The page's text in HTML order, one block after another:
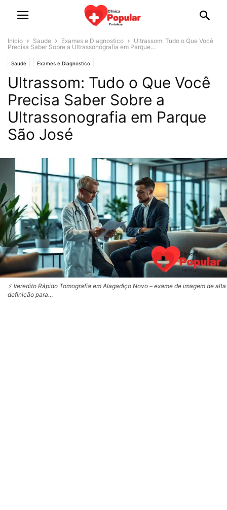
Início Saude Exames e Diagnostico
Ultrassom: Tudo o Que Você
Precisa Saber Sobre a Ultrassonografia em Parque...
Saude Exames e Diagnostico
Ultrassom: Tudo o Que Você
Precisa Saber Sobre a
Ultrassonografia em Parque
São José
⚡ Veredito Rápido Tomografia em Alagadiço Novo – exame de imagem de alta
definição para…